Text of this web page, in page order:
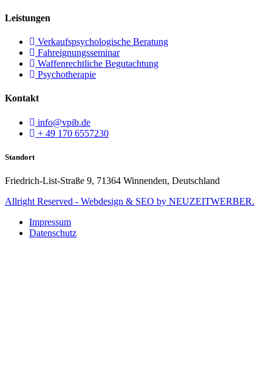
Leistungen
Verkaufspsychologische Beratung
Fahreignungsseminar
Waffenrechtliche Begutachtung
Psychotherapie
Kontakt
info@vpib.de
+ 49 170 6557230
Standort
Friedrich-List-Straße 9, 71364 Winnenden, Deutschland
Allright Reserved - Webdesign & SEO by NEUZEITWERBER.
Impressum
Datenschutz